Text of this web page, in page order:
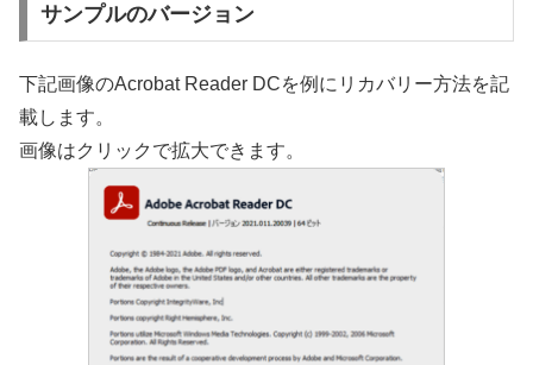
サンプルのバージョン
下記画像のAcrobat Reader DCを例にリカバリー方法を記
載します。
画像はクリックで拡大できます。